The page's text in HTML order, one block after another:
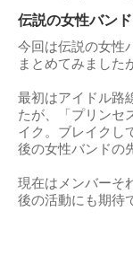
伝説の女性バンド
今回は伝説の女性
まとめてみました
最初はアイドル路
たが、「プリンセ
イク。ブレイクし
後の女性バンドの
現在はメンバーそ
後の活動にも期待